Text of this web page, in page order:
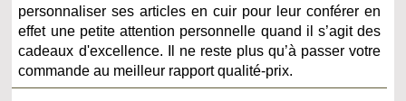
personnaliser ses articles en cuir pour leur conférer en
effet une petite attention personnelle quand il s’agit des
cadeaux d'excellence. Il ne reste plus qu’à passer votre
commande au meilleur rapport qualité-prix.